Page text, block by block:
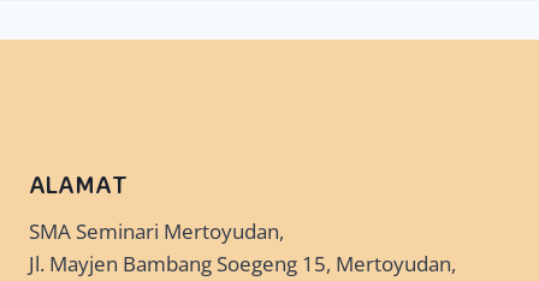
ALAMAT
SMA Seminari Mertoyudan,
Jl. Mayjen Bambang Soegeng 15, Mertoyudan,